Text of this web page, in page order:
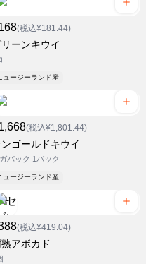
(税込¥181.44)
リーンキウイ
ニュージーランド産
(税込¥1,801.44)
ゴールドキウイ
パック 1パック
ニュージーランド産
(税込¥419.04)
アボカド